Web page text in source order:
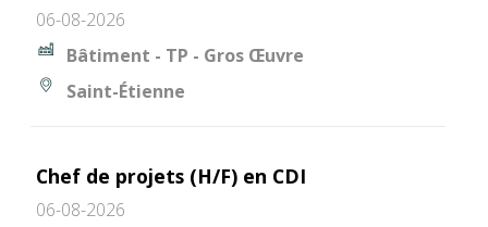
06-08-2026
Bâtiment - TP - Gros Œuvre
Saint-Étienne
Chef de projets (H/F) en CDI
06-08-2026